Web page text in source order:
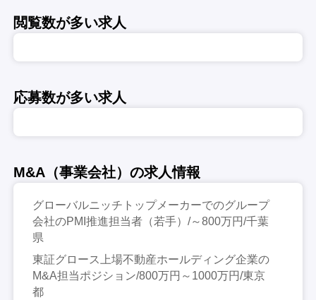
閲覧数が多い求人
応募数が多い求人
M&A（事業会社）の求人情報
グローバルニッチトップメーカーでのグループ
会社のPMI推進担当者（若手）/～800万円/千葉
県
東証グロース上場不動産ホールディング企業の
M&A担当ポジション/800万円～1000万円/東京
都